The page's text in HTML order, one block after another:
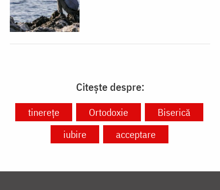
Citește despre:
tinerețe Ortodoxie
Biserică
iubire
acceptare